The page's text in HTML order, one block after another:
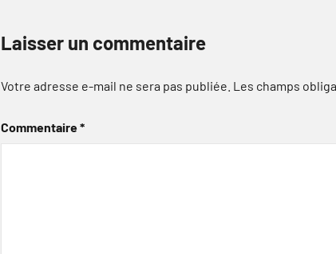
Laisser un commentaire
Votre adresse e-mail ne sera pas publiée. Les champs
Commentaire*